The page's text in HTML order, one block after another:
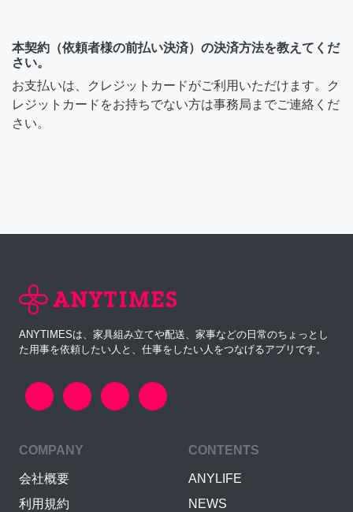
本契約（依頼者様の前払い決済）の決済方法を教えてくだ
さい。
お支払いは、クレジットカードがご利用いただけます。ク
レジットカードをお持ちでない方は事務局までご連絡くだ
さい。
ANYTIMESは、家具組み立てや配送、家事などの日常のちょっとし
た用事を依頼したい人と、仕事をしたい人をつなげるアプリです。
COMPANY
会社概要
利用規約
CONTENTS
ANYLIFE
NEWS